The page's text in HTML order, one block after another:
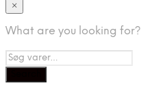
×
What are you looking for?